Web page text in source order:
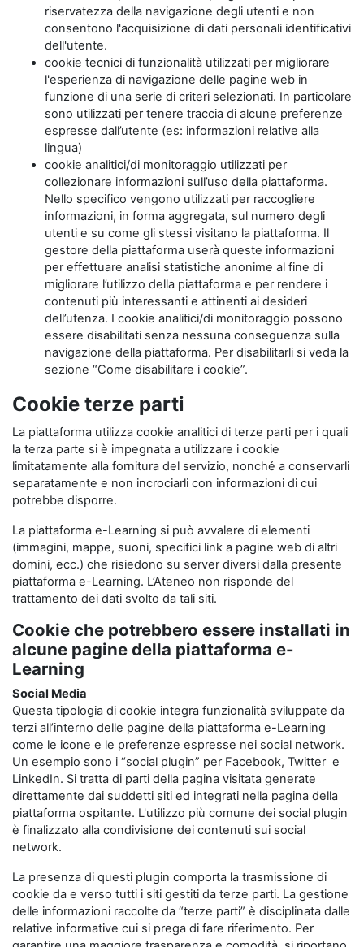
riservatezza della navigazione degli utenti e non
consentono l'acquisizione di dati personali identificativi
dell'utente.
cookie tecnici di funzionalità utilizzati per migliorare
l'esperienza di navigazione delle pagine web in
funzione di una serie di criteri selezionati. In particolare
sono utilizzati per tenere traccia di alcune preferenze
espresse dall’utente (es: informazioni relative alla
lingua)
cookie analitici/di monitoraggio utilizzati per
collezionare informazioni sull’uso della piattaforma.
Nello specifico vengono utilizzati per raccogliere
informazioni, in forma aggregata, sul numero degli
utenti e su come gli stessi visitano la piattaforma. Il
gestore della piattaforma userà queste informazioni
per effettuare analisi statistiche anonime al fine di
migliorare l’utilizzo della piattaforma e per rendere i
contenuti più interessanti e attinenti ai desideri
dell’utenza. I cookie analitici/di monitoraggio possono
essere disabilitati senza nessuna conseguenza sulla
navigazione della piattaforma. Per disabilitarli si veda la
sezione “Come disabilitare i cookie”.
Cookie terze parti
La piattaforma utilizza cookie analitici di terze parti per i quali
la terza parte si è impegnata a utilizzare i cookie
limitatamente alla fornitura del servizio, nonché a conservarli
separatamente e non incrociarli con informazioni di cui
potrebbe disporre.
La piattaforma e-Learning si può avvalere di elementi
(immagini, mappe, suoni, specifici link a pagine web di altri
domini, ecc.) che risiedono su server diversi dalla presente
piattaforma e-Learning. L’Ateneo non risponde del
trattamento dei dati svolto da tali siti.
Cookie che potrebbero essere installati in
alcune pagine della piattaforma e-
Learning
Social Media
Questa tipologia di cookie integra funzionalità sviluppate da
terzi all’interno delle pagine della piattaforma e-Learning
come le icone e le preferenze espresse nei social network.
Un esempio sono i “social plugin” per Facebook, Twitter e
LinkedIn. Si tratta di parti della pagina visitata generate
direttamente dai suddetti siti ed integrati nella pagina della
piattaforma ospitante. L'utilizzo più comune dei social plugin
è finalizzato alla condivisione dei contenuti sui social
network.
La presenza di questi plugin comporta la trasmissione di
cookie da e verso tutti i siti gestiti da terze parti. La gestione
delle informazioni raccolte da “terze parti” è disciplinata dalle
relative informative cui si prega di fare riferimento. Per